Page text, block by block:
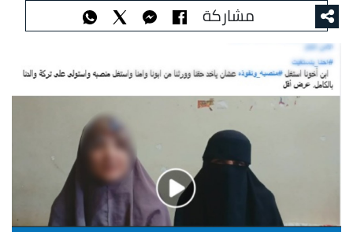
مشاركة